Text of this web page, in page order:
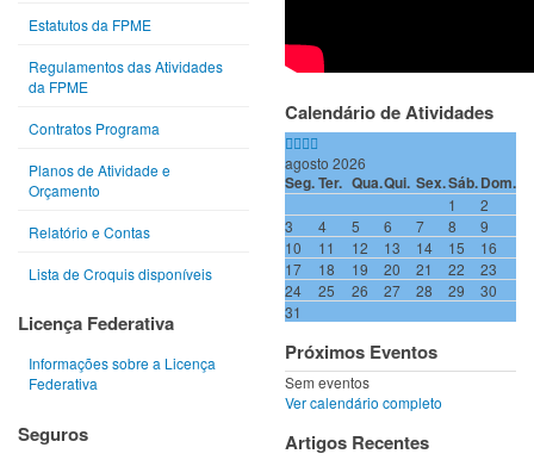
Estatutos da FPME
Regulamentos das Atividades
da FPME
Contratos Programa
Planos de Atividade e
Orçamento
Relatório e Contas
Lista de Croquis disponíveis
Licença Federativa
Informações sobre a Licença
Federativa
Seguros
Calendário de Atividades
agosto 2026
Seg.Ter. Qua.Qui. Sex.Sáb.Dom.
1
2
3
4 5 6 7 8
9
10
11 12 13 14 15
16
17
18 19 20 21 22
23
24
25 26 27 28 29
30
31
Próximos Eventos
Sem eventos
Ver calendário completo
Artigos Recentes